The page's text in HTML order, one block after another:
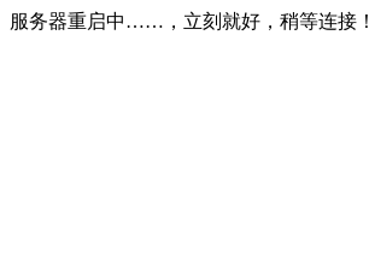
服务器重启中……，立刻就好，稍等连接！